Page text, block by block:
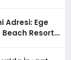
Adresi: Ege
Resort